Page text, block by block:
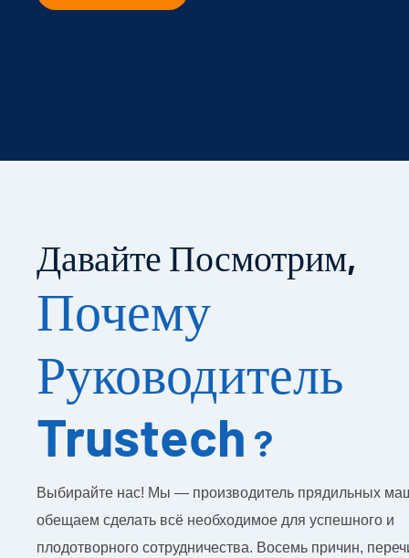
Давайте Посмотрим,
Почему
Руководитель
Trustech ?
Выбирайте нас! Мы — производитель прядильных
обещаем сделать всё необходимое для успешного и
плодотворного сотрудничества. Восемь причин,